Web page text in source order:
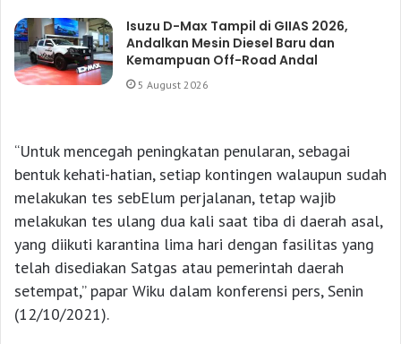
Isuzu D-Max Tampil di GIIAS 2026,
Andalkan Mesin Diesel Baru dan
Kemampuan Off-Road Andal
5 August 2026
“Untuk mencegah peningkatan penularan, sebagai
bentuk kehati-hatian, setiap kontingen walaupun sudah
melakukan tes sebElum perjalanan, tetap wajib
melakukan tes ulang dua kali saat tiba di daerah asal,
yang diikuti karantina lima hari dengan fasilitas yang
telah disediakan Satgas atau pemerintah daerah
setempat,” papar Wiku dalam konferensi pers, Senin
(12/10/2021).